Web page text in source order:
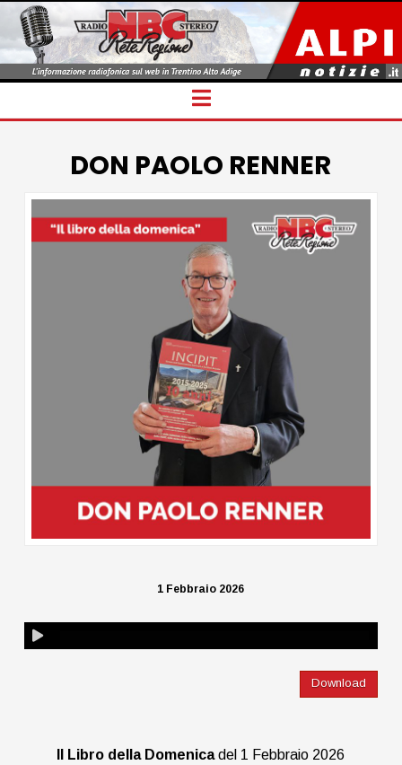
Navigation
DON PAOLO RENNER
1 Febbraio 2026
Download
Il Libro della Domenicadel 1 Febbraio 2026